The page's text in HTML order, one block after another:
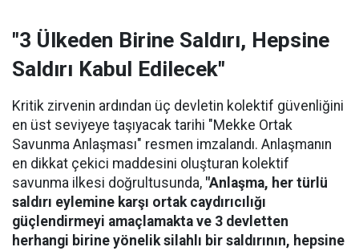
"3 Ülkeden Birine Saldırı, Hepsine
Saldırı Kabul Edilecek"
Kritik zirvenin ardından üç devletin kolektif güvenliğini
en üst seviyeye taşıyacak tarihi "Mekke Ortak
Savunma Anlaşması" resmen imzalandı. Anlaşmanın
en dikkat çekici maddesini oluşturan kolektif
savunma ilkesi doğrultusunda, "Anlaşma, her türlü
saldırı eylemine karşı ortak caydırıcılığı
güçlendirmeyi amaçlamakta ve 3 devletten
herhangi birine yönelik silahlı bir saldırının, hepsine